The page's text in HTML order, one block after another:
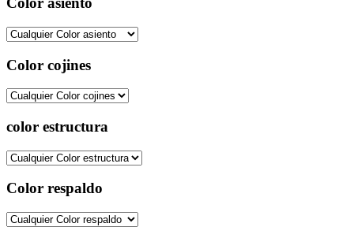
Color cojines
color estructura
Color respaldo